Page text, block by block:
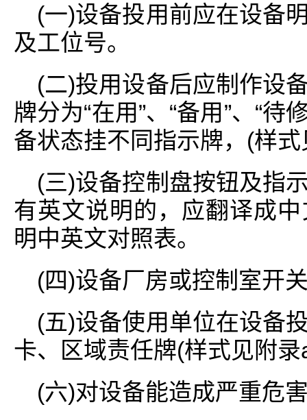
(一)设备投用前应在设备
及工位号。
(二)投用设备后应制作设
牌分为“在用”、“备用”、“待
备状态挂不同指示牌，(样
(三)设备控制盘按钮及指
有英文说明的，应翻译成
明中英文对照表。
(四)设备厂房或控制室开
(五)设备使用单位在设备
卡、区域责任牌(样式见附录
(六)对设备能造成严重危